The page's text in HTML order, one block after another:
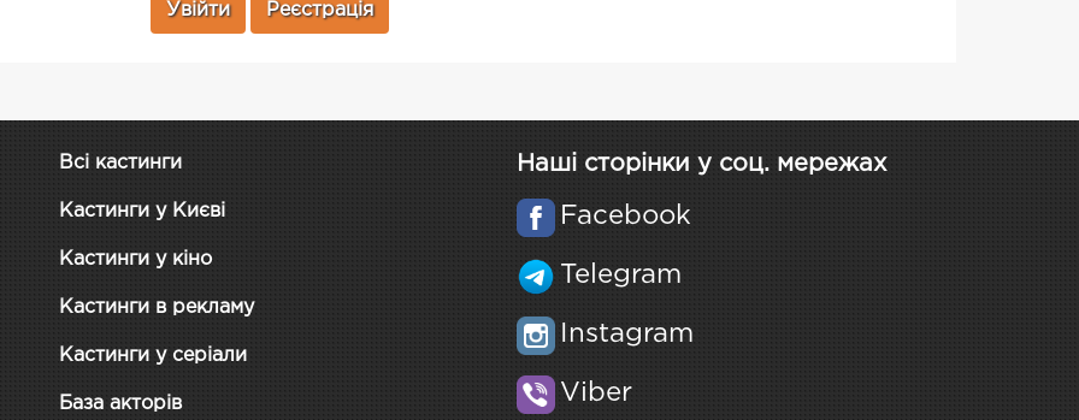
Увійти Реєстрація
Всі кастинги
Кастинги у Києві
Кастинги у кіно
Кастинги в рекламу
Кастинги у серіали
База акторів
Наші сторінки у соц. мережах
Facebook
Telegram
Instagram
Viber